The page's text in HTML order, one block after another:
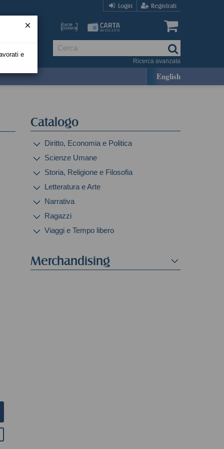
Login Registrati
Ricerca avanzata
English
Catalogo
Diritto, Economia e Politica
Scienze Umane
Storia, Religione e Filosofia
Letteratura e Arte
Narrativa
Ragazzi
Viaggi e Tempo libero
Merchandising
e